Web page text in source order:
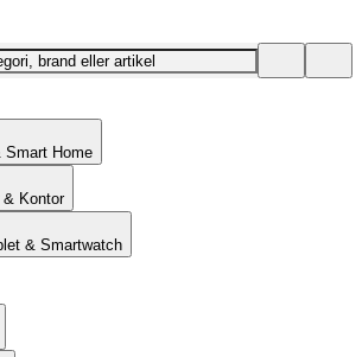
Smart Home
& Kontor
& Smartwatch